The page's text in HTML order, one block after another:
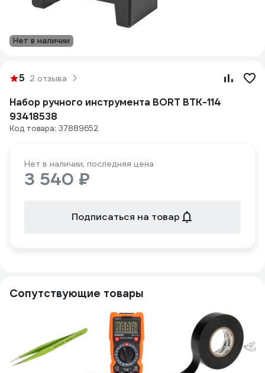
Нет в наличии
5 2 отзыва
Набор ручного инструмента BORT BTK-114
93418538
Код товара: 37889652
Нет в наличии, последняя цена
3 540 ₽
Подписаться на товар
Сопутствующие товары